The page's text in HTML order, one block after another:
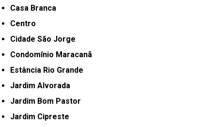
Casa Branca
Centro
Cidade São Jorge
Condomínio Maracanã
Estância Rio Grande
Jardim Alvorada
Jardim Bom Pastor
Jardim Cipreste